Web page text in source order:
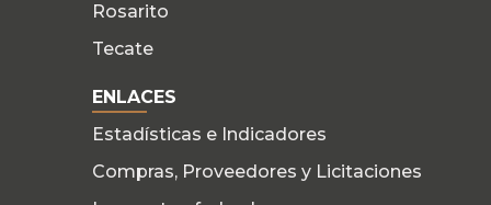
Rosarito
Tecate
ENLACES
Estadísticas e Indicadores
Compras, Proveedores y Licitaciones